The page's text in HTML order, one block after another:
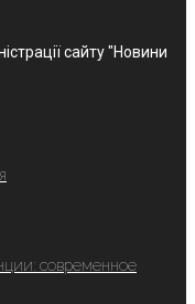
сайту "Новини
современное